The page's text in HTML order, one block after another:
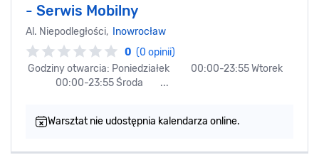
- Serwis Mobilny
Al. Niepodległości,
Inowrocław
0 (0 opinii)
Godziny otwarcia: Poniedziałek 00:00-23:55 Wtorek
00:00-23:55 Środa ...
Warsztat nie udostępnia kalendarza online.